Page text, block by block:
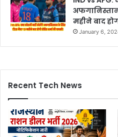
महीने बाद
January 6,
Recent Tech News